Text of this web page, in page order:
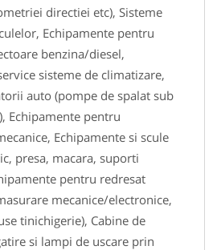
directiei etc), Sisteme
Echipamente pentru
benzina/diesel,
sisteme de climatizare,
auto (pompe de spalat sub
Echipamente pentru
Echipamente si scule
presa, macara, suporti
pentru redresat
mecanice/electronice,
tinichigerie), Cabine de
si lampi de uscare prin